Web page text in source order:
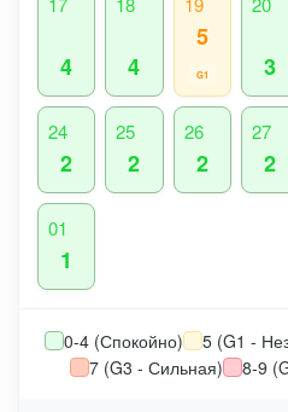
4 4
5
G1 3
24
2
25
2
26
2
27
2
01
1
0-4 (Спокойно) 5 (G1 -
7 (G3 - Сильная)
8-9